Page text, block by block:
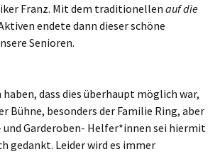
Franz. Mit dem traditionellen auf die
endete dann dieser schöne
Senioren.
dass dies überhaupt möglich war,
Bühne, besonders der Familie Ring, aber
und Garderoben- Helfer*innen sei hiermit
gedankt. Leider wird es immer